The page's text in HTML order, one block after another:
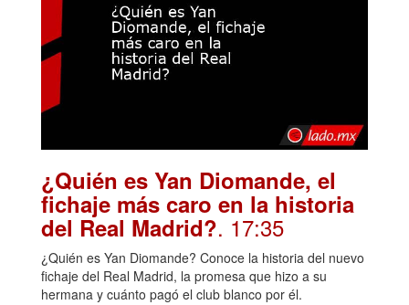
¿Quién es Yan Diomande, el
fichaje más caro en la historia
del Real Madrid?. 17:35
¿Quién es Yan Diomande? Conoce la historia del nuevo
fichaje del Real Madrid, la promesa que hizo a su
hermana y cuánto pagó el club blanco por él.